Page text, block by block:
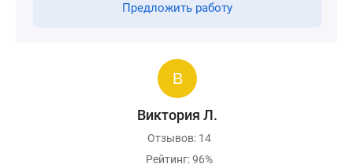
Предложить работу
Виктория Л.
Отзывов: 14
Рейтинг: 96%